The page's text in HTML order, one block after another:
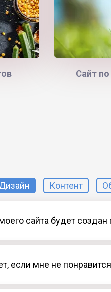
Сайт
Дизайн Контент
сайта будет создан
если мне не